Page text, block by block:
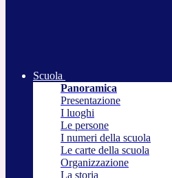
Scuola
Panoramica
Presentazione
I luoghi
Le persone
I numeri della scuola
Le carte della scuola
Organizzazione
La storia